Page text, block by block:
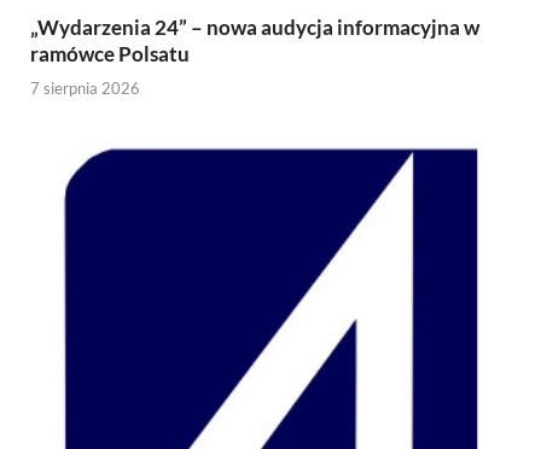
„Wydarzenia 24” – nowa audycja informacyjna w
ramówce Polsatu
7 sierpnia 2026